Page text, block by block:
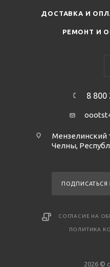
ДОСТАВКА И
РЕМОНТ И
8 800
Мензелинский
Челны,
ПОДПИСАТЬСЯ
СОГЛАСИЕ НА
ПОЛИТИКА
2026 ©